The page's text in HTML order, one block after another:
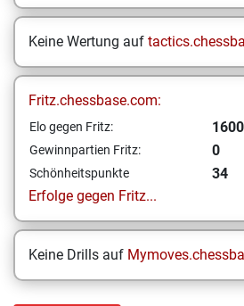
Keine Wertung auf
Fritz.chessbase.com:
Elo gegen Fritz: 1600
Gewinnpartien Fritz: 0
Schönheitspunkte
34
Erfolge gegen Fritz...
Keine Drills auf